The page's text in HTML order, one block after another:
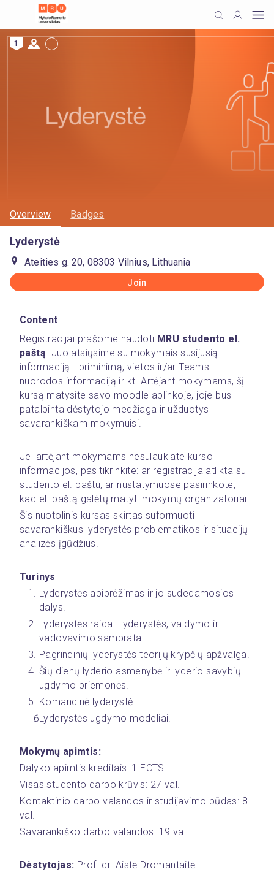
1
Overview Badges
Lyderystė
Ateities g. 20, 08303 Vilnius, Lithuania
Join
Content
Registracijai prašome naudoti MRU studento el.
paštą. Juo atsiųsime su mokymais susijusią
informaciją - priminimą, vietos ir/ar Teams
nuorodos informaciją ir kt. Artėjant mokymams, šį
kursą matysite savo moodle aplinkoje, joje bus
patalpinta dėstytojo medžiaga ir užduotys
savarankiškam mokymuisi.
Jei artėjant mokymams nesulaukiate kurso
informacijos, pasitikrinkite: ar registracija atlikta su
studento el. paštu, ar nustatymuose pasirinkote,
kad el. paštą galėtų matyti mokymų organizatoriai.
Šis nuotolinis kursas skirtas suformuoti
savarankiškus lyderystės problematikos ir situacijų
analizės įgūdžius.
Turinys
Lyderystės apibrėžimas ir jo sudedamosios
dalys.
Lyderystės raida. Lyderystės, valdymo ir
vadovavimo samprata.
Pagrindinių lyderystės teorijų krypčių apžvalga.
Šių dienų lyderio asmenybė ir lyderio savybių
ugdymo priemonės.
Komandinė lyderystė.
Lyderystės ugdymo modeliai.
Mokymų apimtis:
Dalyko apimtis kreditais: 1 ECTS
Visas studento darbo krūvis: 27 val.
Kontaktinio darbo valandos ir studijavimo būdas: 8
val.
Savarankiško darbo valandos: 19 val.
Dėstytojas: Prof. dr. Aistė Dromantaitė